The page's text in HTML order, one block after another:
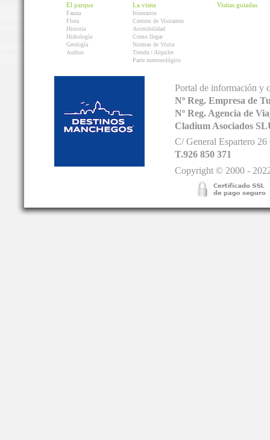
El parque
Fauna
Flora
Historia
Hidrología
Geología
Audios
La visita
Itinerarios
Centros de Visitantes
Accesibilidad
Como llegar
Normas de Visita
Tienda / Alquiler
Parte meteorológico
Visitas guiadas
Portal de información y
Nº Reg. Empresa de
Nº Reg. Agencia de
Cladium Asociados
C/ General Espartero
T.926 850 371
Copyright © 2000 -